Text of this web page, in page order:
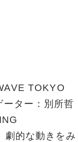
TOKYO
ター：別所哲
劇的な動きをみ